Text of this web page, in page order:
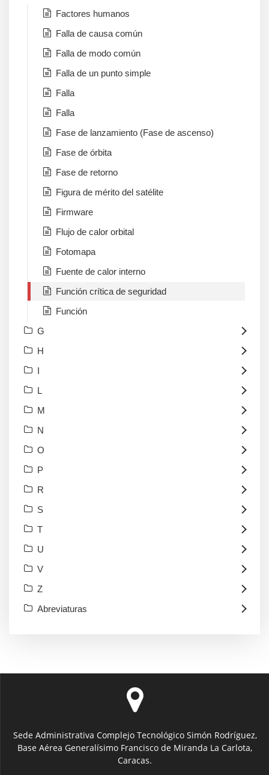
Factores humanos
Falla de causa común
Falla de modo común
Falla de un punto simple
Falla
Falla
Fase de lanzamiento (Fase de ascenso)
Fase de órbita
Fase de retorno
Figura de mérito del satélite
Firmware
Flujo de calor orbital
Fotomapa
Fuente de calor interno
Función crítica de seguridad
Función
G
H
I
L
M
N
O
P
R
S
T
U
V
Z
Abreviaturas
Sede Administrativa Complejo Tecnológico Simón Rodríguez,
Base Aérea Generalísimo Francisco de Miranda La Carlota,
Caracas.